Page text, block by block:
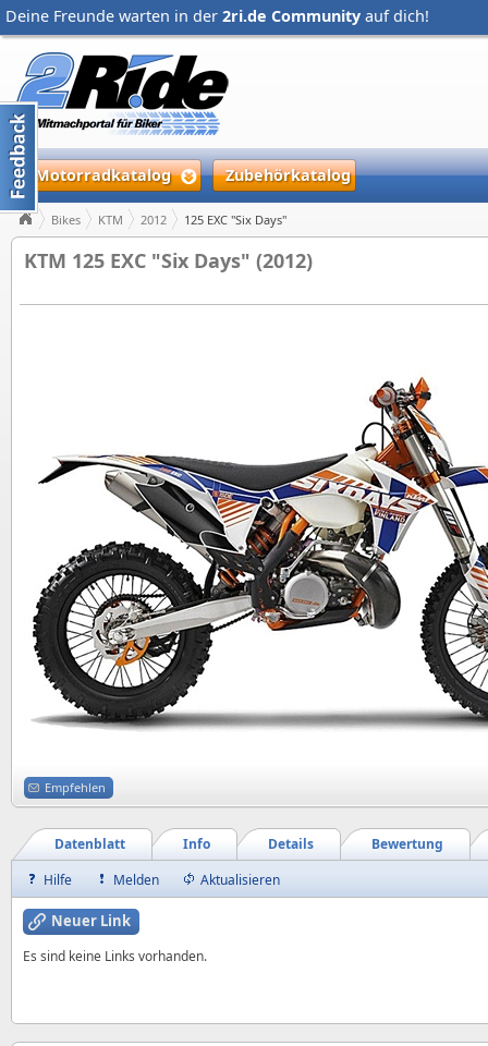
Deine Freunde warten in der 2ri.de Community auf dich!
Motorradkatalog Zubehörkatalog
Bikes KTM 2012 125 EXC "Six Days"
KTM 125 EXC "Six Days" (2012)
Empfehlen
Bewertung
Details
Info
Datenblatt
Hilfe
Melden Aktualisieren
Neuer Link
Es sind keine Links vorhanden.